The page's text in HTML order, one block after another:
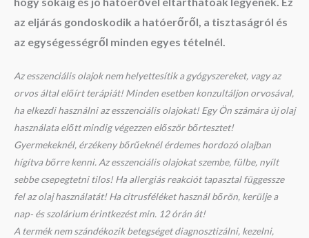
az eljárás gondoskodik a hatóerőről, a tisztaságról és
az egységességről minden egyes tételnél.
Az esszenciális olajok nem helyettesítik a gyógyszereket, vagy az
orvos által előírt terápiát! Minden esetben konzultáljon orvosával,
ha elkezdi használni az esszenciális olajokat! Egy Ön számára új olaj
használata előtt mindig végezzen először bőrtesztet!
Gyermekeknél, érzékeny bőrűeknél érdemes hordozó olajban
hígítva bőrre kenni. Az esszenciális olajokat szembe, fülbe, nyílt
sebbe csepegtetni tilos! Ha allergiás reakciót tapasztal függessze
fel az olaj használatát! Ha citrusféléket használ bőrön, kerülje a
nap- és szolárium érintkezést min. 12 órán át!
A termék nem szándékozik betegséget diagnosztizálni, kezelni,